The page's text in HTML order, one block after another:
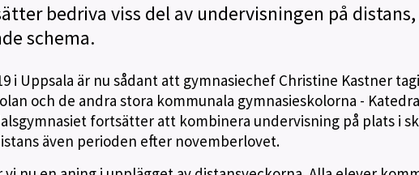
bedriva viss del av undervisningen på
schema.
i Uppsala är nu sådant att gymnasiechef Christine Kastner
och de andra stora kommunala gymnasieskolorna -
fortsätter att kombinera undervisning på plats i
även perioden efter novemberlovet.